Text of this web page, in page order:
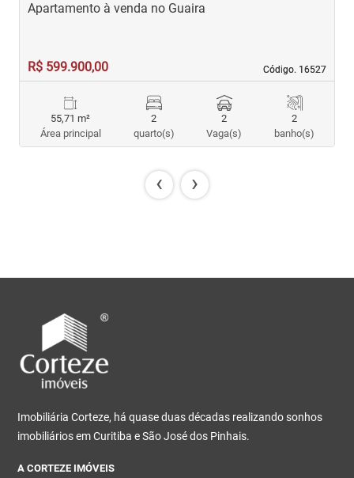
Código. 16527
Código. 16527
Apartamento à venda no Guaira
R$ 599.900,00
55,71 m²
Área principal
2
quarto(s)
2
Vaga(s)
2
banho(s)
‹ ›
Imobiliária Corteze, há quase duas décadas realizando sonhos
imobiliários em Curitiba e São José dos Pinhais.
A CORTEZE IMÓVEIS